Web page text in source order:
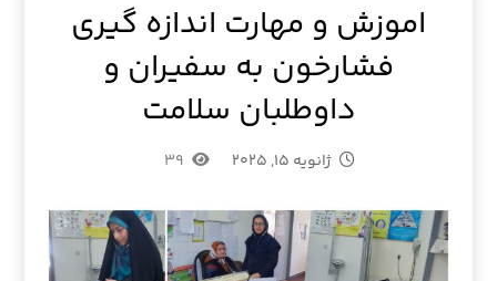
اموزش و مهارت اندازه گیری
فشارخون به سفیران و
داوطلبان سلامت
ژانویه ۱۵, ۲۰۲۵ ۳۹